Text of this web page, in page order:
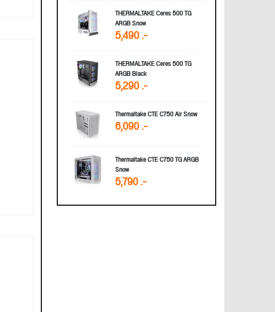
THERMALTAKE Ceres 500 TG
ARGB Snow
5,490 .-
THERMALTAKE Ceres 500 TG
ARGB Black
5,290 .-
Thermaltake CTE C750 Air Snow
6,090 .-
Thermaltake CTE C750 TG ARGB
Snow
5,790 .-